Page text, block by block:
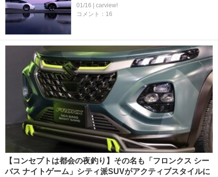
01/16 | carview!
コメント：16
【コンセプトは都会の夜釣り】その名も「フロンクス シー
バス ナイトゲーム」シティ派SUVがアクティブスタイルに